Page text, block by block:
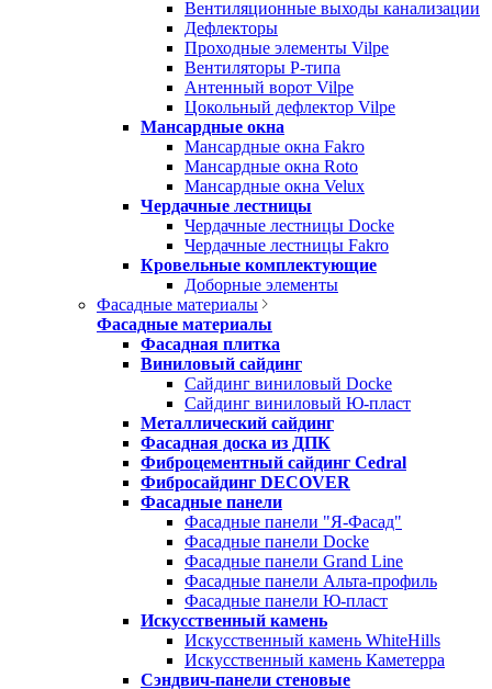
Вентиляционные выходы канализации
Дефлекторы
Проходные элементы Vilpe
Вентиляторы P-типа
Антенный ворот Vilpe
Цокольный дефлектор Vilpe
Мансардные окна
Мансардные окна Fakro
Мансардные окна Roto
Мансардные окна Velux
Чердачные лестницы
Чердачные лестницы Docke
Чердачные лестницы Fakro
Кровельные комплектующие
Доборные элементы
Фасадные материалы
Фасадные материалы
Фасадная плитка
Виниловый сайдинг
Сайдинг виниловый Docke
Сайдинг виниловый Ю-пласт
Металлический сайдинг
Фасадная доска из ДПК
Фиброцементный сайдинг Cedral
Фибросайдинг DECOVER
Фасадные панели
Фасадные панели "Я-Фасад"
Фасадные панели Docke
Фасадные панели Grand Line
Фасадные панели Альта-профиль
Фасадные панели Ю-пласт
Искусственный камень
Искусственный камень WhiteHills
Искусственный камень Каметерра
Сэндвич-панели стеновые